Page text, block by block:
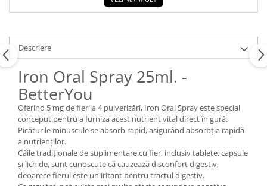
Descriere
Iron Oral Spray 25ml. -
BetterYou
Oferind 5 mg de fier la 4 pulverizări, Iron Oral Spray este special
conceput pentru a furniza acest nutrient vital direct în gură.
Picăturile minuscule se absorb rapid, asigurând absorbția rapidă
a nutrienților.
Căile tradiționale de suplimentare cu fier, inclusiv tablete, capsule
și lichide, sunt cunoscute că cauzează disconfort digestiv,
deoarece fierul este un iritant pentru tractul digestiv.